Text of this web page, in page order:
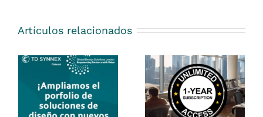
Artículos relacionados